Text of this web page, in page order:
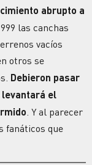
abrupto a
las canchas
vacíos
otros se
Debieron pasar
levantará el
. Y al parecer
fanáticos que